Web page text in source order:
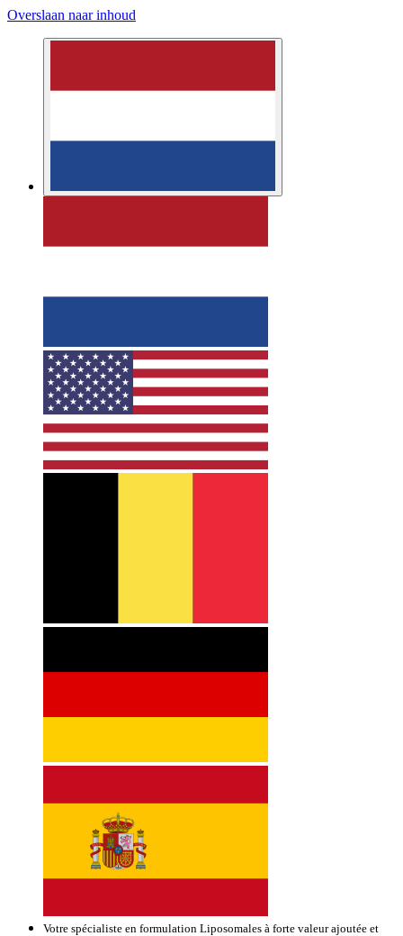
Overslaan naar inhoud
Votre spécialiste en formulation Liposomales à forte valeur ajoutée et